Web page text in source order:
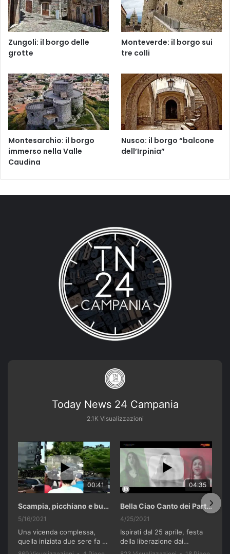
Zungoli: il borgo delle
grotte
Monteverde: il borgo sui
tre colli
Montesarchio: il borgo
immerso nella Valle
Caudina
Nusco: il borgo “balcone
dell’Irpinia”
Today News 24 Campania
2.1K Visualizzazioni
00:41
Scampia, picchiano e buttano in un cassonetto un uomo accusato di abusi sui nipotini.
5/16/2021
Una vicenda complessa,
quella iniziata due sere fa a
Scampia. I genitori di tre
04:35
Bella Ciao Canto dei Partigiani 25 Aprile 2021 Soulshine Gospel Choir Riardo (CE)
4/25/2021
Ispirati dal 25 aprile, festa
della liberazione dai
nazifascisti e dal recente